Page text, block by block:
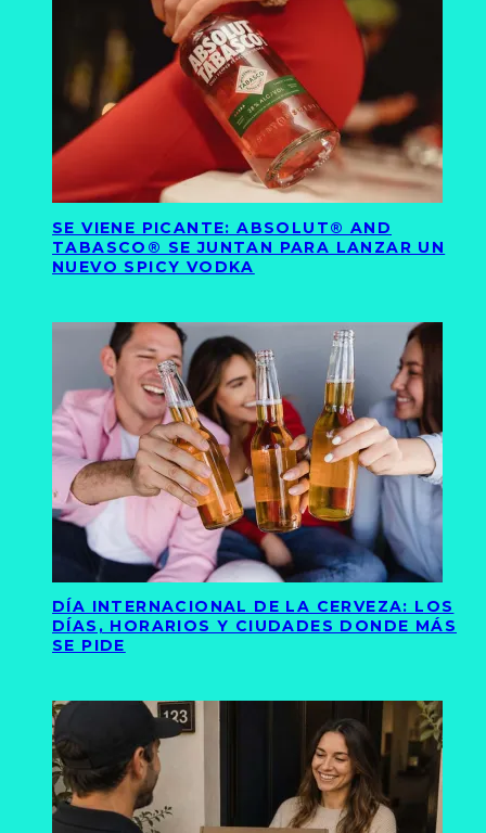
SE VIENE PICANTE: ABSOLUT® AND
TABASCO® SE JUNTAN PARA LANZAR UN
NUEVO SPICY VODKA
DÍA INTERNACIONAL DE LA CERVEZA: LOS
DÍAS, HORARIOS Y CIUDADES DONDE MÁS
SE PIDE